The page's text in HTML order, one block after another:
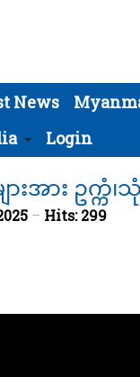
News
Login
ျားအား ဥ
Hits: 299